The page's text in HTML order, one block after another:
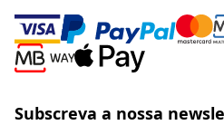
Subscreva a nossa